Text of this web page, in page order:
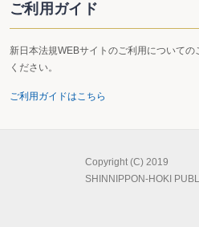
ご利用ガイド
新日本法規WEBサイトのご利用について
ください。
ご利用ガイドはこちら
Copyright (C) 2019
SHINNIPPON-HOKI